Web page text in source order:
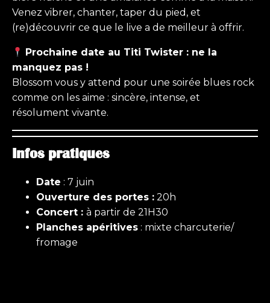
Venez vibrer, chanter, taper du pied, et
(re)découvrir ce que le live a de meilleur à offrir.
Prochaine date au Titi Twister : ne la
manquez pas !
Blossom vous y attend pour une soirée blues rock
comme on les aime : sincère, intense, et
résolument vivante.
Infos pratiques
Date : 7 juin
Ouverture des portes : 20h
Concert : à partir de 21H30
Planches apéritives : mixte charcuterie/
fromage